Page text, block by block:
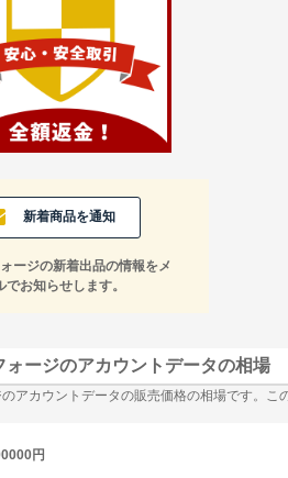
新着商品を通知
ージの新着出品の情報をメ
でお知らせします。
ォージのアカウントデータの相場
アカウントデータの販売価格の相場です。